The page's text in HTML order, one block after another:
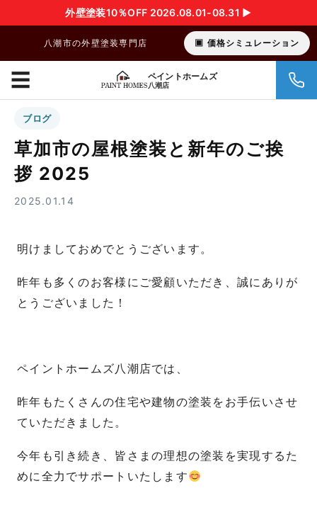
外壁塗装10％OFF 2026.08.01-08.31 ▶︎
八潮市の外壁塗装専門店 価格シミュレーション
ペイントホームズ
八潮店
☰
ブログ
草加市の屋根塗装と新年のご挨
拶 2025
2025.01.14
明けましておめでとうございます。
昨年も多くのお客様にご愛顧いただき、誠にありが
とうございました！
ペイントホームズ八潮店では、
昨年もたくさんの住宅や建物の塗装をお手伝いさせ
ていただきました。
今年も引き続き、皆さまの理想の塗装を実現するた
めに全力でサポートいたします